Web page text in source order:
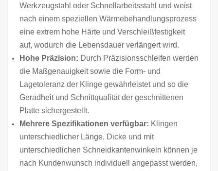
Werkzeugstahl oder Schnellarbeitsstahl und weist
nach einem speziellen Wärmebehandlungsprozess
eine extrem hohe Härte und Verschleißfestigkeit
auf, wodurch die Lebensdauer verlängert wird.
Hohe Präzision: Durch Präzisionsschleifen werden
die Maßgenauigkeit sowie die Form- und
Lagetoleranz der Klinge gewährleistet und so die
Geradheit und Schnittqualität der geschnittenen
Platte sichergestellt.
Mehrere Spezifikationen verfügbar: Klingen
unterschiedlicher Länge, Dicke und mit
unterschiedlichen Schneidkantenwinkeln können je
nach Kundenwunsch individuell angepasst werden,